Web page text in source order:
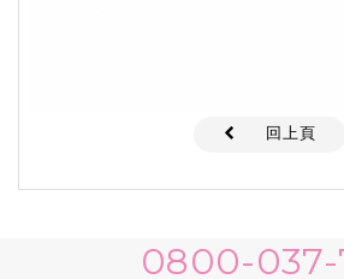
回上頁
0800-037-